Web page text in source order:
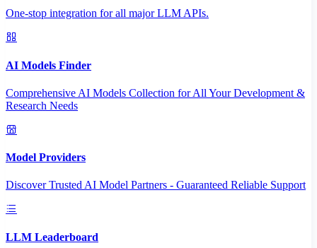
One-stop integration for all major LLM APIs.
AI Models Finder
Comprehensive AI Models Collection for All Your Development &
Research Needs
Model Providers
Discover Trusted AI Model Partners - Guaranteed Reliable Support
LLM Leaderboard